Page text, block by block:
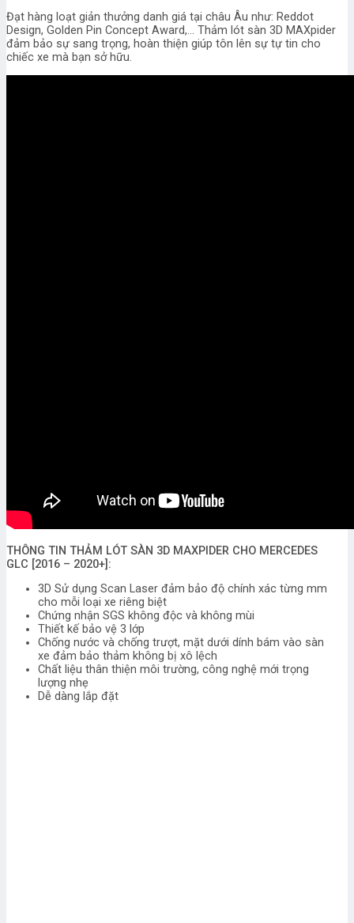
Đạt hàng loạt giản thưởng danh giá tại châu Âu như: Reddot
Design, Golden Pin Concept Award,… Thảm lót sàn 3D MAXpider
đảm bảo sự sang trọng, hoàn thiện giúp tôn lên sự tự tin cho
chiếc xe mà bạn sở hữu.
THÔNG TIN THẢM LÓT SÀN 3D MAXPIDER CHO MERCEDES
GLC [2016 – 2020+]:
3D Sử dụng Scan Laser đảm bảo độ chính xác từng mm
cho mỗi loại xe riêng biệt
Chứng nhận SGS không độc và không mùi
Thiết kế bảo vệ 3 lớp
Chống nước và chống trượt, mặt dưới dính bám vào sàn
xe đảm bảo thảm không bị xô lệch
Chất liệu thân thiện môi trường, công nghệ mới trọng
lượng nhẹ
Dễ dàng lắp đặt